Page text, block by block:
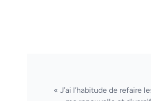
« J’ai l’habitude de refaire